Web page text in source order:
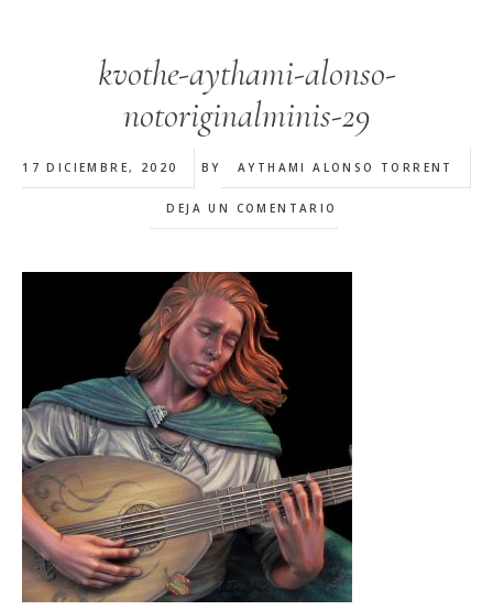
kvothe-aythami-alonso-
notoriginalminis-29
17 DICIEMBRE, 2020 BY AYTHAMI ALONSO TORRENT
DEJA UN COMENTARIO